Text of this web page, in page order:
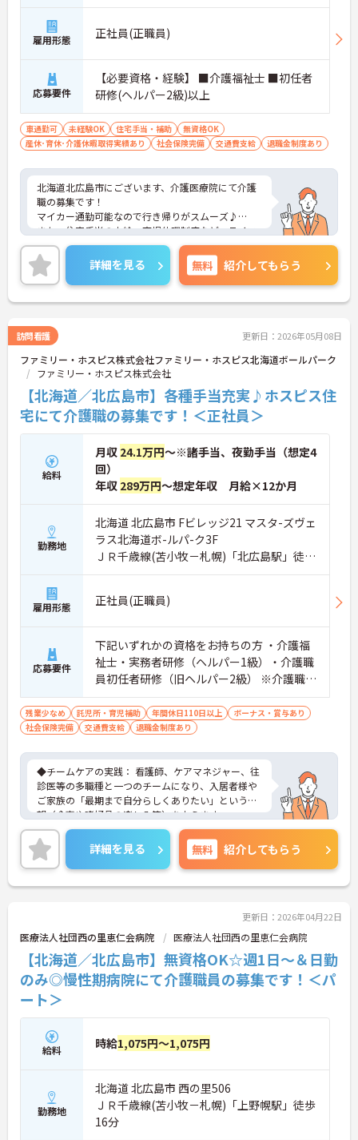
雇用形態 正社員(正職員)
応募要件
【必要資格・経験】 ■介護福祉士 ■初任者
研修(ヘルパー2級)以上
車通勤可 未経験OK 住宅手当・補助
無資格OK
産休･育休･介護休暇取得実績あり
社会保険完備 交通費支給 退職金制度あり
北海道北広島市にございます、介護医療院にて介護
職の募集です！
マイカー通勤可能なので行き帰りがスムーズ♪
また、住宅手当の支給、育児休暇制度など、ライフ
ステージが変わっても長く働くことが出来る環境が
整っています★
ご興味のある方は、マイナビ介護職までお問い合わ
せください。
詳細を見る 無料 紹介してもらう
訪問看護 更新日：2026年05月08日
ファミリー・ホスピス株式会社ファミリー・ホスピス北海道ボールパーク
ファミリー・ホスピス株式会社
【北海道／北広島市】各種手当充実♪ホスピス住
宅にて介護職の募集です！＜正社員＞
給料
月収 24.1万円～※諸手当、夜勤手当（想定4
回）
年収 289万円～想定年収 月給×12か月
勤務地
北海道 北広島市 Fビレッジ21 マスタ-ズヴェ
ラス北海道ボ-ルパ-ク3F
ＪＲ千歳線(苫小牧－札幌)「北広島駅」徒歩
25分
雇用形態 正社員(正職員)
応募要件
下記いずれかの資格をお持ちの方 ・介護福
祉士・実務者研修（ヘルパー1級）・介護職
員初任者研修（旧ヘルパー2級） ※介護職経
験1年以上
残業少なめ 託児所・育児補助 年間休日110日以上
ボーナス・賞与あり
社会保険完備
交通費支給 退職金制度あり
◆チームケアの実践： 看護師、ケアマネジャー、往
診医等の多職種と一つのチームになり、入居者様や
ご家族の「最期まで自分らしくありたい」という希
望（食事や嗜好品の楽しみ等）を支えます。
◆計画的な業務遂行： 訪問介護計画に基づき、時間
や内容が事前に決まったタイムスケジュールに沿っ
て動くため、突発的な業務が少なく、残業がほとん
ど発生しない仕組みです。
◆心身にゆとりを持てる環境： 1施設あたり20～30
の整備に注力しており、無理のないシフト管理や計
画的な有休取得を推奨する風土があります。
◆ホスピス未経験からの挑戦を歓迎：実際に第一線
で活躍しているスタッフの多くは、一般的な介護施
設や訪問介護、さらには異業種から「新しい専門性
を身につけたい」という志を持って集まったメンバ
ーです。資格取得支援制度を活用した着実なステッ
プアップも目指せます。
＜ 東証上場グループとしての圧倒的な安定性と将来
性＞同法人は、日本ホスピスホールディングス株式
会社（東証グロース上場）の中核企業であり、終末
期ケアという社会的重要性が極めて高い分野におけ
るリーディングカンパニーです。年間死亡者数が増
加する「多死の時代」において、上場グループなら
ではの強固な資本力と組織力を背景に全国で施設展
開を加速させており、その経営安定性は業界内でも
詳細を見る 無料 紹介してもらう
更新日：2026年04月22日
医療法人社団西の里恵仁会病院 医療法人社団西の里恵仁会病院
【北海道／北広島市】無資格OK☆週1日～＆日勤
のみ◎慢性期病院にて介護職員の募集です！＜パ
ート＞
給料 時給1,075円～1,075円
勤務地
北海道 北広島市 西の里506
ＪＲ千歳線(苫小牧－札幌)「上野幌駅」徒歩
16分